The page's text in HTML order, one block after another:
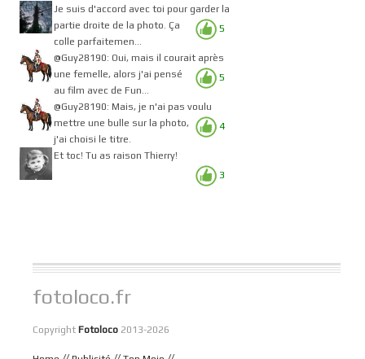
5
Je suis d'accord avec toi pour garder la
partie droite de la photo. Ça
colle parfaitemen...
5
@Guy28190: Oui, mais il courait après
une femelle, alors j'ai pensé
au film avec de Fun...
4
@Guy28190: Mais, je n'ai pas voulu
mettre une bulle sur la photo,
j'ai choisi le titre.
3
Et toc! Tu as raison Thierry!
fotoloco.fr
Copyright Fotoloco 2013-2026